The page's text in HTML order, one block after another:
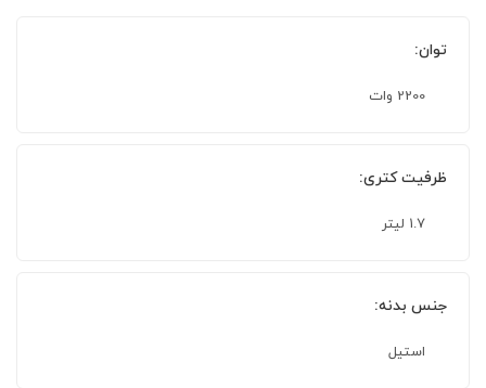
توان:
2200 وات
ظرفیت کتری:
1.7 لیتر
جنس بدنه:
استیل